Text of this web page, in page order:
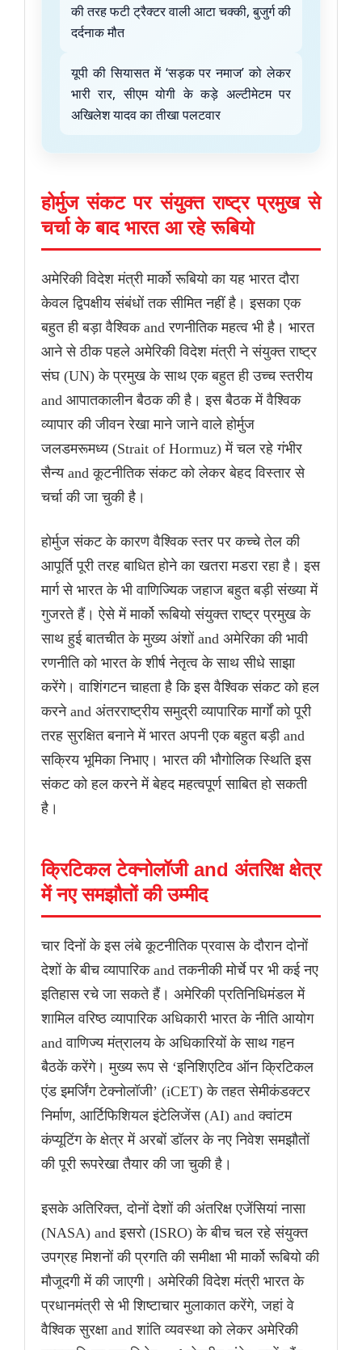
की तरह फटी ट्रैक्टर वाली आटा चक्की, बुजुर्ग की
दर्दनाक मौत
यूपी की सियासत में ‘सड़क पर नमाज’ को लेकर
भारी रार, सीएम योगी के कड़े अल्टीमेटम पर
अखिलेश यादव का तीखा पलटवार
होर्मुज संकट पर संयुक्त राष्ट्र प्रमुख से
चर्चा के बाद भारत आ रहे रूबियो
अमेरिकी विदेश मंत्री मार्को रूबियो का यह भारत दौरा
केवल द्विपक्षीय संबंधों तक सीमित नहीं है। इसका एक
बहुत ही बड़ा वैश्विक and रणनीतिक महत्व भी है। भारत
आने से ठीक पहले अमेरिकी विदेश मंत्री ने संयुक्त राष्ट्र
संघ (UN) के प्रमुख के साथ एक बहुत ही उच्च स्तरीय
and आपातकालीन बैठक की है। इस बैठक में वैश्विक
व्यापार की जीवन रेखा माने जाने वाले होर्मुज
जलडमरूमध्य (Strait of Hormuz) में चल रहे गंभीर
सैन्य and कूटनीतिक संकट को लेकर बेहद विस्तार से
चर्चा की जा चुकी है।
होर्मुज संकट के कारण वैश्विक स्तर पर कच्चे तेल की
आपूर्ति पूरी तरह बाधित होने का खतरा मडरा रहा है। इस
मार्ग से भारत के भी वाणिज्यिक जहाज बहुत बड़ी संख्या में
गुजरते हैं। ऐसे में मार्को रूबियो संयुक्त राष्ट्र प्रमुख के
साथ हुई बातचीत के मुख्य अंशों and अमेरिका की भावी
रणनीति को भारत के शीर्ष नेतृत्व के साथ सीधे साझा
करेंगे। वाशिंगटन चाहता है कि इस वैश्विक संकट को हल
करने and अंतरराष्ट्रीय समुद्री व्यापारिक मार्गों को पूरी
तरह सुरक्षित बनाने में भारत अपनी एक बहुत बड़ी and
सक्रिय भूमिका निभाए। भारत की भौगोलिक स्थिति इस
संकट को हल करने में बेहद महत्वपूर्ण साबित हो सकती
है।
क्रिटिकल टेक्नोलॉजी and अंतरिक्ष क्षेत्र
में नए समझौतों की उम्मीद
चार दिनों के इस लंबे कूटनीतिक प्रवास के दौरान दोनों
देशों के बीच व्यापारिक and तकनीकी मोर्चे पर भी कई नए
इतिहास रचे जा सकते हैं। अमेरिकी प्रतिनिधिमंडल में
शामिल वरिष्ठ व्यापारिक अधिकारी भारत के नीति आयोग
and वाणिज्य मंत्रालय के अधिकारियों के साथ गहन
बैठकें करेंगे। मुख्य रूप से ‘इनिशिएटिव ऑन क्रिटिकल
एंड इमर्जिंग टेक्नोलॉजी’ (iCET) के तहत सेमीकंडक्टर
निर्माण, आर्टिफिशियल इंटेलिजेंस (AI) and क्वांटम
कंप्यूटिंग के क्षेत्र में अरबों डॉलर के नए निवेश समझौतों
की पूरी रूपरेखा तैयार की जा चुकी है।
इसके अतिरिक्त, दोनों देशों की अंतरिक्ष एजेंसियां नासा
(NASA) and इसरो (ISRO) के बीच चल रहे संयुक्त
उपग्रह मिशनों की प्रगति की समीक्षा भी मार्को रूबियो की
मौजूदगी में की जाएगी। अमेरिकी विदेश मंत्री भारत के
प्रधानमंत्री से भी शिष्टाचार मुलाकात करेंगे, जहां वे
वैश्विक सुरक्षा and शांति व्यवस्था को लेकर अमेरिकी